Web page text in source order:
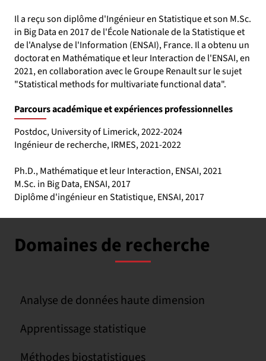
Il a reçu son diplôme d'Ingénieur en Statistique et son M.Sc.
in Big Data en 2017 de l'École Nationale de la Statistique et
de l'Analyse de l'Information (ENSAI), France. Il a obtenu un
doctorat en Mathématique et leur Interaction de l'ENSAI, en
2021, en collaboration avec le Groupe Renault sur le sujet
"Statistical methods for multivariate functional data".
Parcours académique et expériences professionnelles
Postdoc, University of Limerick, 2022-2024
Ingénieur de recherche, IRMES, 2021-2022
Ph.D., Mathématique et leur Interaction, ENSAI, 2021
M.Sc. in Big Data, ENSAI, 2017
Diplôme d'ingénieur en Statistique, ENSAI, 2017
Domaines de recherche
Analyse de données haute dimension
Apprentissage statistique
Méthodes biostatistiques